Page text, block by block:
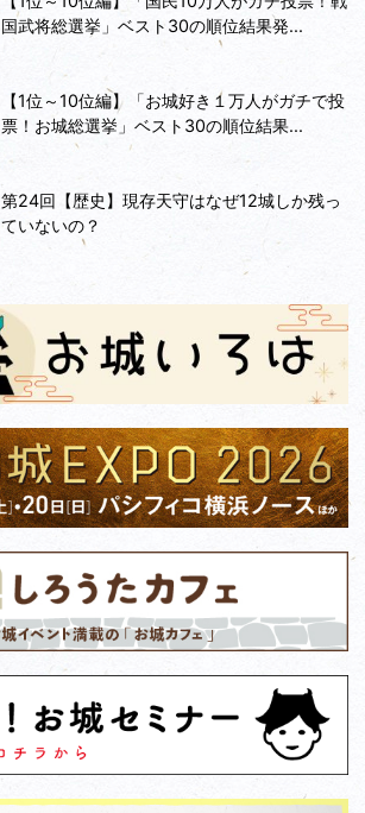
国武将総選挙」ベスト30の順位結果発...
【1位～10位編】「お城好き１万人がガチで投
票！お城総選挙」ベスト30の順位結果...
第24回【歴史】現存天守はなぜ12城しか残っ
ていないの？